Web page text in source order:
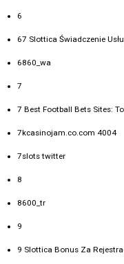
6
67 Slottica Świadczenie
6860_wa
7
7 Best Football Bets Sites:
7kcasinojam.co.com 4004
7slots twitter
8
8600_tr
9
9 Slottica Bonus Za